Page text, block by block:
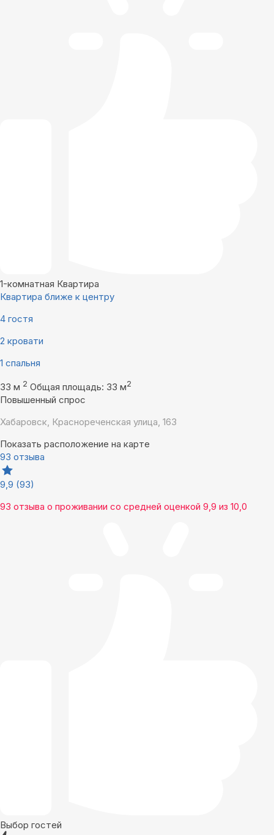
1-комнатная Квартира
Квартира ближе к центру
4 гостя
2 кровати
1 спальня
33 м 2 Общая площадь: 33 м2
Повышенный спрос
Хабаровск, Краснореченская улица, 163
Показать расположение на карте
93 отзыва
9,9 (93)
93 отзыва о проживании со средней оценкой 9,9 из 10,0
Выбор гостей